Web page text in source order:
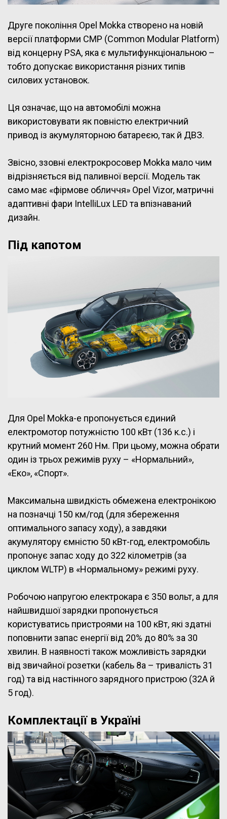
Друге покоління Opel Mokka створено на новій
версії платформи CMP (Common Modular Platform)
від концерну PSA, яка є мультифункціональною –
тобто допускає використання різних типів
силових установок.
Ця означає, що на автомобілі можна
використовувати як повністю електричний
привод із акумуляторною батареєю, так й ДВЗ.
Звісно, ззовні електрокросовер Mokka мало чим
відрізняється від паливної версії. Модель так
само має «фірмове обличчя» Opel Vizor, матричні
адаптивні фари IntelliLux LED та впізнаваний
дизайн.
Під капотом
Для Opel Mokka-e пропонується єдиний
електромотор потужністю 100 кВт (136 к.с.) і
крутний момент 260 Нм. При цьому, можна обрати
один із трьох режимів руху – «Нормальний»,
«Еко», «Спорт».
Максимальна швидкість обмежена електронікою
на позначці 150 км/год (для збереження
оптимального запасу ходу), а завдяки
акумулятору ємністю 50 кВт-год, електромобіль
пропонує запас ходу до 322 кілометрів (за
циклом WLTP) в «Нормальному» режимі руху.
Робочою напругою електрокара є 350 вольт, а для
найшвидшої зарядки пропонується
користуватись пристроями на 100 кВт, які здатні
поповнити запас енергії від 20% до 80% за 30
хвилин. В наявності також можливість зарядки
від звичайної розетки (кабель 8а – тривалість 31
год) та від настінного зарядного пристрою (32А й
5 год).
Комплектації в Україні